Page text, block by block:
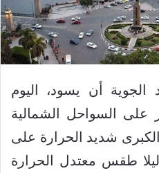
الجوية أن يسود، اليوم
على السواحل الشمالية
شديد الحرارة على
طقس معتدل الحرارة